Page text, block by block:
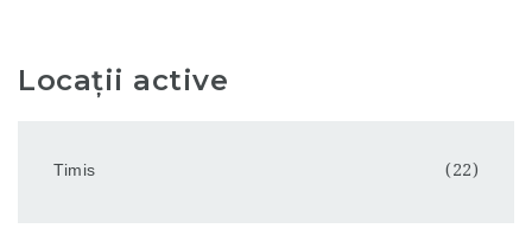
Locații active
Timis (22)